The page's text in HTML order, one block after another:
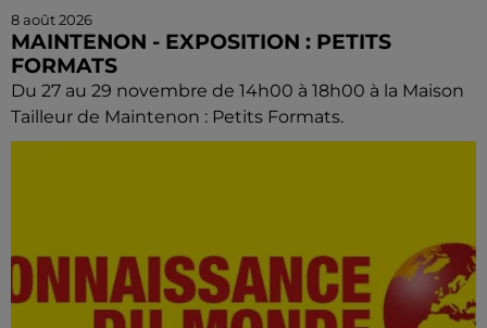
8 août 2026
MAINTENON - EXPOSITION : PETITS
FORMATS
Du 27 au 29 novembre de 14h00 à 18h00 à la Maison
Tailleur de Maintenon : Petits Formats.